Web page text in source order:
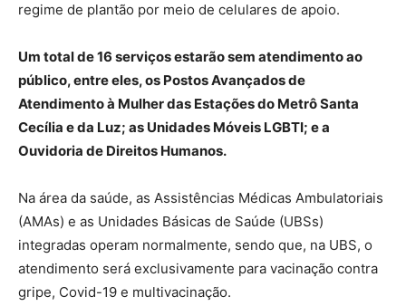
regime de plantão por meio de celulares de apoio.
Um total de 16 serviços estarão sem atendimento ao
público, entre eles, os Postos Avançados de
Atendimento à Mulher das Estações do Metrô Santa
Cecília e da Luz; as Unidades Móveis LGBTI; e a
Ouvidoria de Direitos Humanos.
Na área da saúde, as Assistências Médicas Ambulatoriais
(AMAs) e as Unidades Básicas de Saúde (UBSs)
integradas operam normalmente, sendo que, na UBS, o
atendimento será exclusivamente para vacinação contra
gripe, Covid-19 e multivacinação.